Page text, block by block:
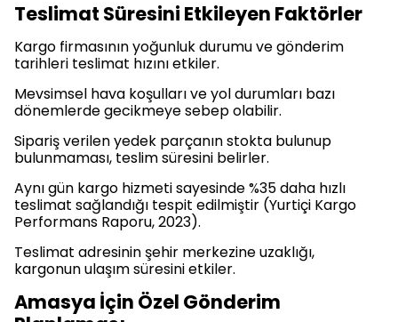
Teslimat Süresini Etkileyen Faktörler
Kargo firmasının yoğunluk durumu ve gönderim
tarihleri teslimat hızını etkiler.
Mevsimsel hava koşulları ve yol durumları bazı
dönemlerde gecikmeye sebep olabilir.
Sipariş verilen yedek parçanın stokta bulunup
bulunmaması, teslim süresini belirler.
Aynı gün kargo hizmeti sayesinde %35 daha hızlı
teslimat sağlandığı tespit edilmiştir (Yurtiçi Kargo
Performans Raporu, 2023).
Teslimat adresinin şehir merkezine uzaklığı,
kargonun ulaşım süresini etkiler.
Amasya İçin Özel Gönderim